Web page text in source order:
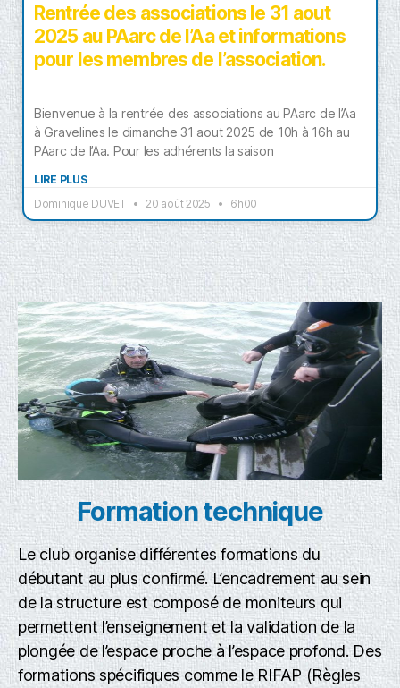
Rentrée des associations le 31 aout
2025 au PAarc de l’Aa et informations
pour les membres de l’association.
Bienvenue à la rentrée des associations au PAarc de l’Aa
à Gravelines le dimanche 31 aout 2025 de 10h à 16h au
PAarc de l’Aa. Pour les adhérents la saison
LIRE PLUS
Dominique DUVET
20 août 2025 6h00
Formation technique
Le club organise différentes formations du
débutant au plus confirmé. L’encadrement au sein
de la structure est composé de moniteurs qui
permettent l’enseignement et la validation de la
plongée de l’espace proche à l’espace profond. Des
formations spécifiques comme le RIFAP (Règles